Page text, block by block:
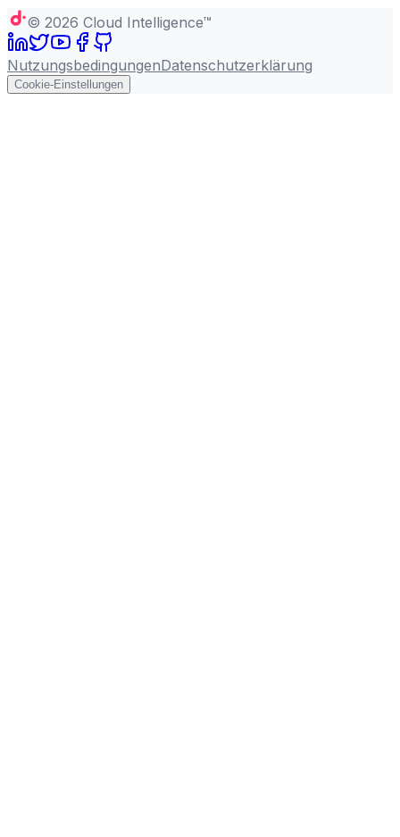
© 2026 Cloud Intelligence™
NutzungsbedingungenDatenschutzerklärung
Cookie-Einstellungen